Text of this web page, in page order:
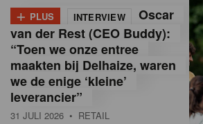
a
M
a
g
+ PLUS INTERVIEW
Oscar
van der Rest (CEO Buddy):
“Toen we onze entree
maakten bij Delhaize, waren
we de enige ‘kleine’
leverancier”
31 JULI 2026 • RETAIL